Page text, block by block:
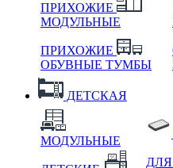
ПРИХОЖИЕ
МОДУЛЬНЫЕ
ПРИХОЖИЕ
ОБУВНЫЕ ТУМБЫ
ДЕТСКАЯ
МОДУЛЬНЫЕ